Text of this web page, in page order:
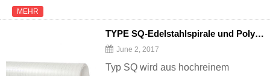
MEHR
TYPE SQ-Edelstahlspirale und Polyesterverstärkter Silikonschlauch
June 2, 2017
Typ SQ wird aus hochreinem